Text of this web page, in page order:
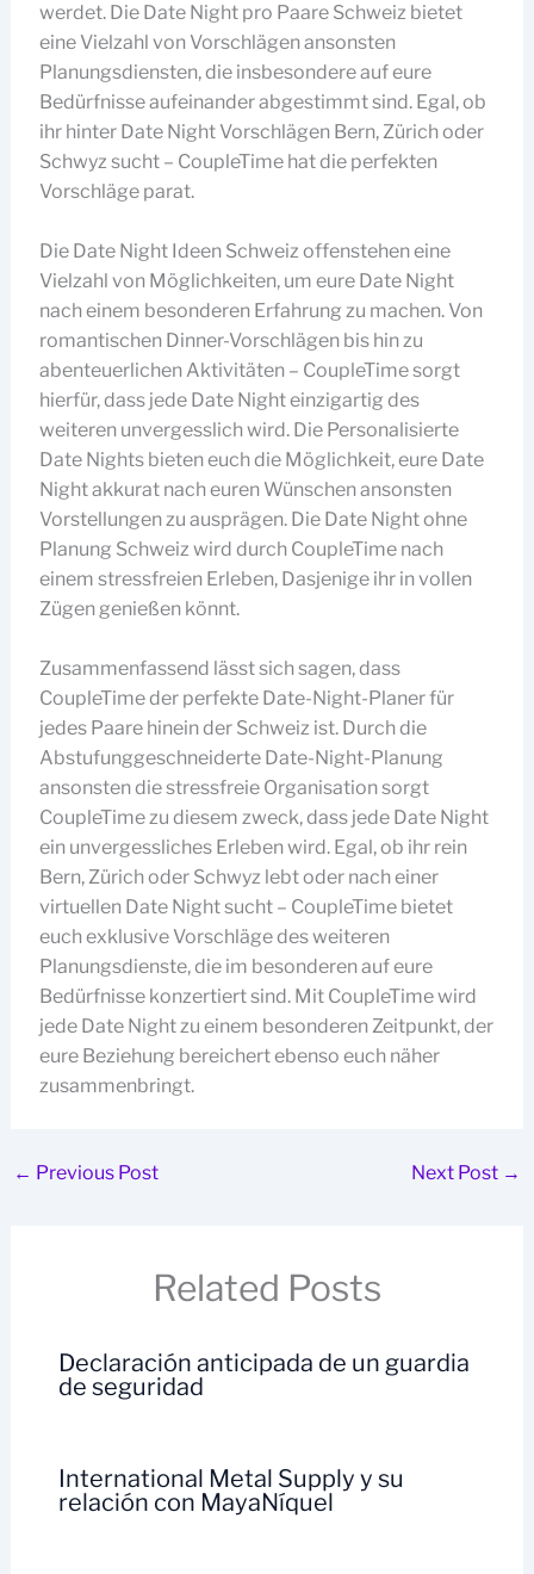
werdet. Die Date Night pro Paare Schweiz bietet
eine Vielzahl von Vorschlägen ansonsten
Planungsdiensten, die insbesondere auf eure
Bedürfnisse aufeinander abgestimmt sind. Egal, ob
ihr hinter Date Night Vorschlägen Bern, Zürich oder
Schwyz sucht – CoupleTime hat die perfekten
Vorschläge parat.
Die Date Night Ideen Schweiz offenstehen eine
Vielzahl von Möglichkeiten, um eure Date Night
nach einem besonderen Erfahrung zu machen. Von
romantischen Dinner-Vorschlägen bis hin zu
abenteuerlichen Aktivitäten – CoupleTime sorgt
hierfür, dass jede Date Night einzigartig des
weiteren unvergesslich wird. Die Personalisierte
Date Nights bieten euch die Möglichkeit, eure Date
Night akkurat nach euren Wünschen ansonsten
Vorstellungen zu ausprägen. Die Date Night ohne
Planung Schweiz wird durch CoupleTime nach
einem stressfreien Erleben, Dasjenige ihr in vollen
Zügen genießen könnt.
Zusammenfassend lässt sich sagen, dass
CoupleTime der perfekte Date-Night-Planer für
jedes Paare hinein der Schweiz ist. Durch die
Abstufunggeschneiderte Date-Night-Planung
ansonsten die stressfreie Organisation sorgt
CoupleTime zu diesem zweck, dass jede Date Night
ein unvergessliches Erleben wird. Egal, ob ihr rein
Bern, Zürich oder Schwyz lebt oder nach einer
virtuellen Date Night sucht – CoupleTime bietet
euch exklusive Vorschläge des weiteren
Planungsdienste, die im besonderen auf eure
Bedürfnisse konzertiert sind. Mit CoupleTime wird
jede Date Night zu einem besonderen Zeitpunkt, der
eure Beziehung bereichert ebenso euch näher
zusammenbringt.
← Previous Post Next Post →
Related Posts
Declaración anticipada de un guardia
de seguridad
International Metal Supply y su
relación con MayaNíquel